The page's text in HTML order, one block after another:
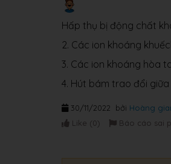
Hấp thụ bị động chất
2. Các ion khoáng
3. Các ion khoáng hòa
4. Hút bám trao đổi
bởi Hoàng
30/11/2022
Like (0) Báo cáo sai